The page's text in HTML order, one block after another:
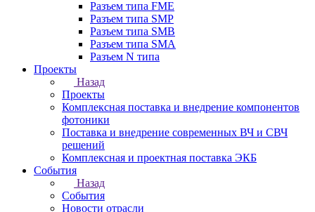
Разъем типа FME
Разъем типа SMP
Разъем типа SMB
Разъем типа SMA
Разъем N типа
Проекты
Назад
Проекты
Комплексная поставка и внедрение компонентов
фотоники
Поставка и внедрение современных ВЧ и СВЧ
решений
Комплексная и проектная поставка ЭКБ
События
Назад
События
Новости отрасли